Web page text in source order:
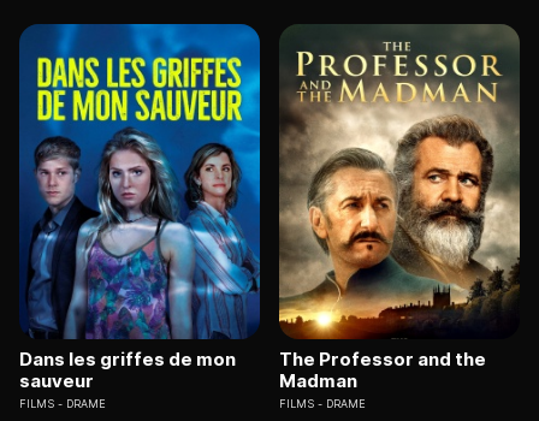
Dans les griffes de mon
sauveur
FILMS DRAME
The Professor and the
Madman
FILMS DRAME